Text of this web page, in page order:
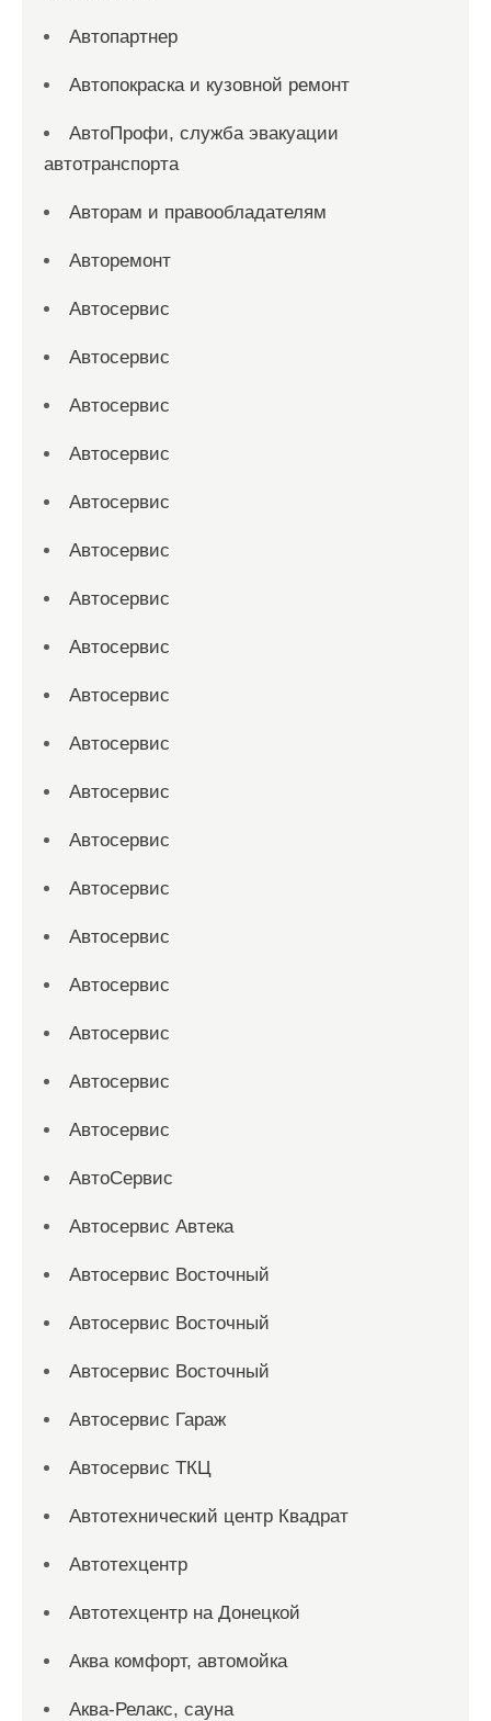
Автопартнер
Автопокраска и кузовной ремонт
АвтоПрофи, служба эвакуации
автотранспорта
Авторам и правообладателям
Авторемонт
Автосервис
Автосервис
Автосервис
Автосервис
Автосервис
Автосервис
Автосервис
Автосервис
Автосервис
Автосервис
Автосервис
Автосервис
Автосервис
Автосервис
Автосервис
Автосервис
Автосервис
Автосервис
АвтоСервис
Автосервис Автека
Автосервис Восточный
Автосервис Восточный
Автосервис Восточный
Автосервис Гараж
Автосервис ТКЦ
Автотехнический центр Квадрат
Автотехцентр
Автотехцентр на Донецкой
Аква комфорт, автомойка
Аква-Релакс, сауна